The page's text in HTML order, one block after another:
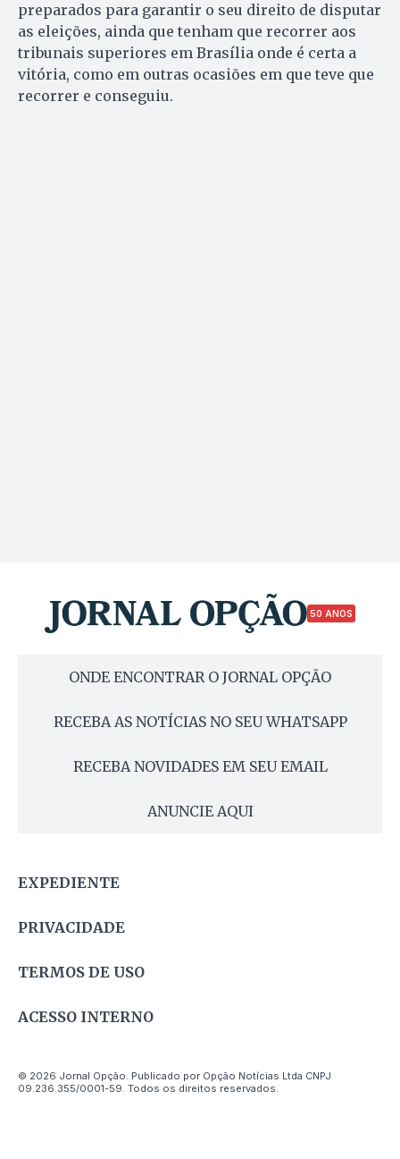
preparados para garantir o seu direito de disputar
as eleições, ainda que tenham que recorrer aos
tribunais superiores em Brasília onde é certa a
vitória, como em outras ocasiões em que teve que
recorrer e conseguiu.
50 ANOS
ONDE ENCONTRAR O JORNAL OPÇÃO
RECEBA AS NOTÍCIAS NO SEU WHATSAPP
RECEBA NOVIDADES EM SEU EMAIL
ANUNCIE AQUI
EXPEDIENTE
PRIVACIDADE
TERMOS DE USO
ACESSO INTERNO
© 2026 Jornal Opção. Publicado por Opção Notícias Ltda CNPJ
09.236.355/0001-59. Todos os direitos reservados.